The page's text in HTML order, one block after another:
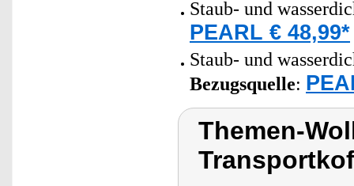
Staub- und
PEARL € 48,99*
Staub- und
Bezugsquelle:
Themen-